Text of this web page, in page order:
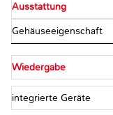
Ausstattung
Gehäuseeigenschaft
Wiedergabe
integrierte Geräte